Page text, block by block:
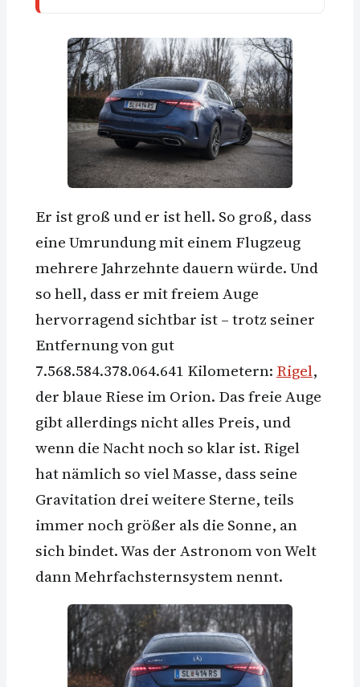
Er ist groß und er ist hell. So groß, dass
eine Umrundung mit einem Flugzeug
mehrere Jahrzehnte dauern würde. Und
so hell, dass er mit freiem Auge
hervorragend sichtbar ist – trotz seiner
Entfernung von gut
7.568.584.378.064.641 Kilometern: Rigel,
der blaue Riese im Orion. Das freie Auge
gibt allerdings nicht alles Preis, und
wenn die Nacht noch so klar ist. Rigel
hat nämlich so viel Masse, dass seine
Gravitation drei weitere Sterne, teils
immer noch größer als die Sonne, an
sich bindet. Was der Astronom von Welt
dann Mehrfachsternsystem nennt.